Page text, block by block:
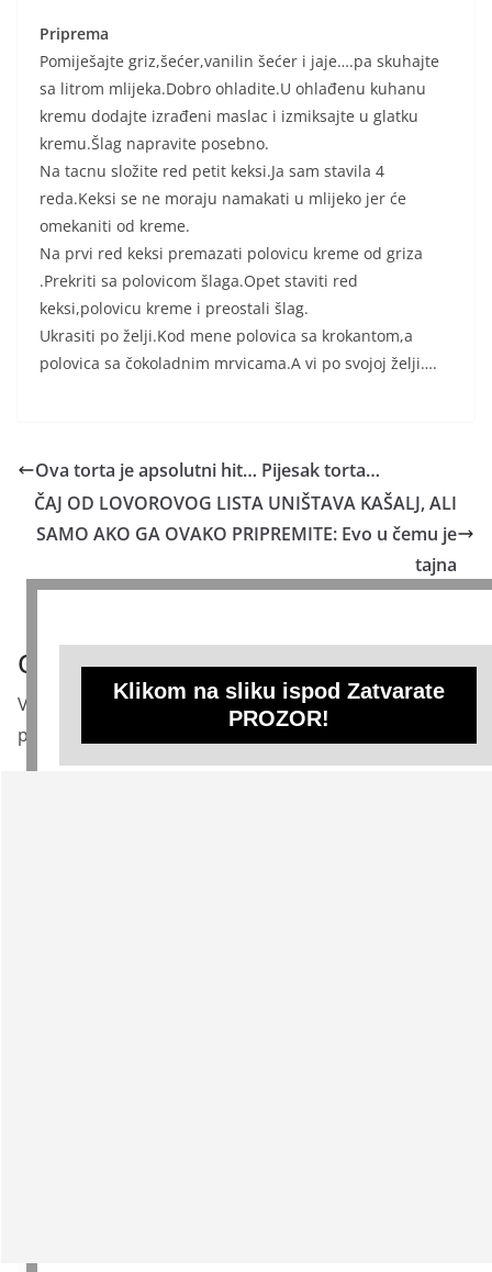
Priprema
Pomiješajte griz,šećer,vanilin šećer i jaje….pa skuhajte
sa litrom mlijeka.Dobro ohladite.U ohlađenu kuhanu
kremu dodajte izrađeni maslac i izmiksajte u glatku
kremu.Šlag napravite posebno.
Na tacnu složite red petit keksi.Ja sam stavila 4
reda.Keksi se ne moraju namakati u mlijeko jer će
omekaniti od kreme.
Na prvi red keksi premazati polovicu kreme od griza
.Prekriti sa polovicom šlaga.Opet staviti red
keksi,polovicu kreme i preostali šlag.
Ukrasiti po želji.Kod mene polovica sa krokantom,a
polovica sa čokoladnim mrvicama.A vi po svojoj želji….
Ova torta je apsolutni hit… Pijesak torta…
ČAJ OD LOVOROVOG LISTA UNIŠTAVA KAŠALJ, ALI
SAMO AKO GA OVAKO PRIPREMITE: Evo u čemu je
tajna
Odgovori
Vaša adresa e-pošte neće biti objavljena.Obavezna
polja su označena sa
Klikom na sliku ispod Zatvarate
PROZOR!